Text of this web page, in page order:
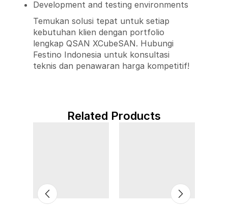
Development and testing environments
Temukan solusi tepat untuk setiap
kebutuhan klien dengan portfolio
lengkap QSAN XCubeSAN. Hubungi
Festino Indonesia untuk konsultasi
teknis dan penawaran harga kompetitif!
Related Products